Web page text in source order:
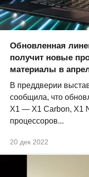
Обновленная
получит новые
материалы в
В преддверии
сообщила, что
X1 — X1 Carbon, X1
процессоров...
20 дек 2022